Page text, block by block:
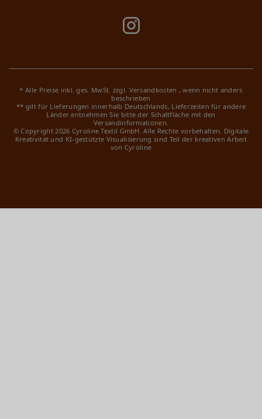
* Alle Preise inkl. ges. MwSt. zzgl. Versandkosten , wenn nicht anders
beschrieben
** gilt für Lieferungen innerhalb Deutschlands, Lieferzeiten für andere
Länder entnehmen Sie bitte der Schaltfläche mit den
Versandinformationen.
© Copyright 2026 Cyroline Textil GmbH. Alle Rechte vorbehalten. Digitale
Kreativität und KI-gestützte Visualisierung sind Teil der kreativen Arbeit
von Cyroline